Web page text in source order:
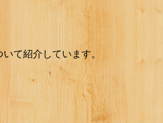
て紹介しています。